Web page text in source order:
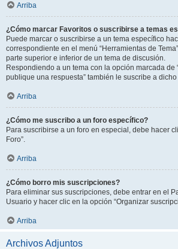
Arriba
¿Cómo marcar Favoritos o suscribirse a temas
Puede marcar o suscribirse a un tema específico
correspondiente en el menú “Herramientas de
parte superior e inferior de un tema de discusión.
Respondiendo a un tema con la opción marcada de
publique una respuesta” también le suscribe a dicho
Arriba
¿Cómo me suscribo a un foro específico?
Para suscribirse a un foro en especial, debe hacer
Foro”.
Arriba
¿Cómo borro mis suscripciones?
Para eliminar sus suscripciones, debe entrar en el
Usuario y hacer clic en la opción “Organizar
Arriba
Archivos Adjuntos